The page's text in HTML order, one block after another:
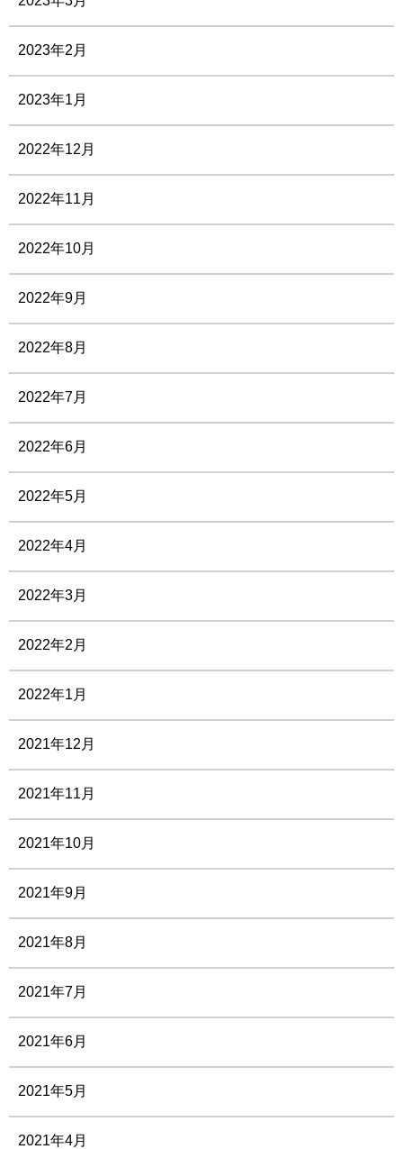
2023年2月
2023年1月
2022年12月
2022年11月
2022年10月
2022年9月
2022年8月
2022年7月
2022年6月
2022年5月
2022年4月
2022年3月
2022年2月
2022年1月
2021年12月
2021年11月
2021年10月
2021年9月
2021年8月
2021年7月
2021年6月
2021年5月
2021年4月